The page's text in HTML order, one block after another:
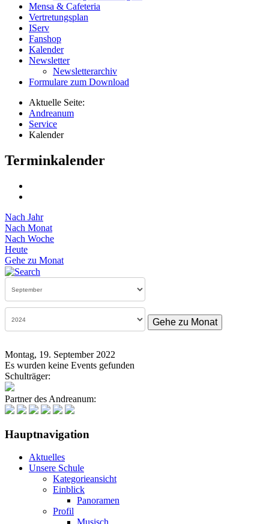
Mensa & Cafeteria
Vertretungsplan
IServ
Fanshop
Kalender
Newsletter
Newsletterarchiv
Formulare zum Download
Aktuelle Seite:
Andreanum
Service
Kalender
Terminkalender
Nach Jahr
Nach Monat
Nach Woche
Heute
Gehe zu Monat
Gehe zu Monat
Montag, 19. September 2022
Es wurden keine Events gefunden
Schulträger:
Partner des Andreanum:
Hauptnavigation
Aktuelles
Unsere Schule
Kategorieansicht
Einblick
Panoramen
Profil